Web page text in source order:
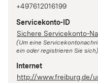
+497612016199
Servicekonto-ID
Sichere Servicekonto-
(Um eine
ein oder registrieren Sie sich)
Internet
http://www.freiburg.de/